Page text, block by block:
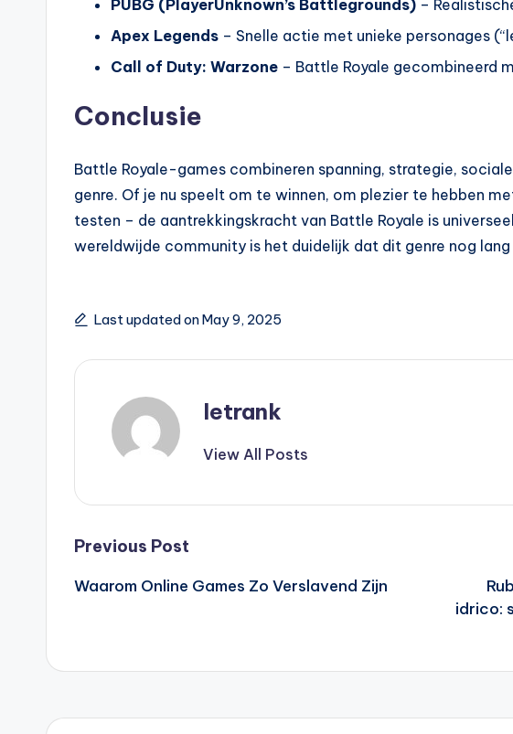
PUBG (PlayerUnknown’s Battlegrounds) –
Apex Legends – Snelle actie met unieke personages
Call of Duty: Warzone – Battle Royale gecombineerd
Conclusie
Battle Royale-games combineren spanning, strategie,
genre. Of je nu speelt om te winnen, om plezier te hebben
testen – de aantrekkingskracht van Battle Royale is
wereldwijde community is het duidelijk dat dit genre nog
Last updated on May 9, 2025
letrank
View All Posts
Post
navigation
Previous Post
Waarom Online Games Zo Verslavend Zijn
idrico: